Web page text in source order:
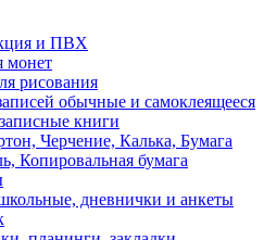
и ПВХ
монет
рисования
обычные и самоклеящееся
книги
Черчение, Калька, Бумага
Копировальная бумага
дневнички и анкеты